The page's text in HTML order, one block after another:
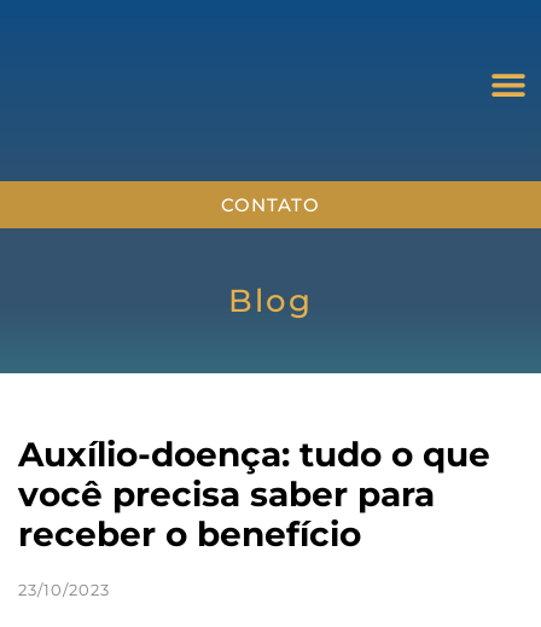
CONTATO
Blog
Auxílio-doença: tudo o que
você precisa saber para
receber o benefício
23/10/2023